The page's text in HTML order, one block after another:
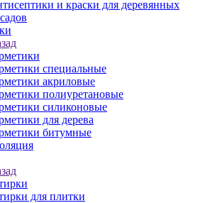
и краски для деревянных
специальные
акриловые
полиуретановые
силиконовые
для дерева
битумные
для плитки